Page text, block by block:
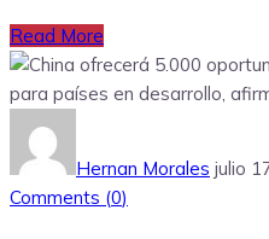
Read More
Hernan Morales julio
Comments (0)